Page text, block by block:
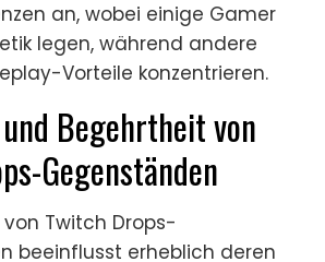
an, wobei einige Gamer
legen, während andere
Vorteile konzentrieren.
Begehrtheit von
Gegenständen
Twitch Drops-
beeinflusst erheblich deren